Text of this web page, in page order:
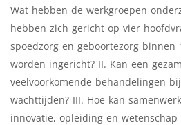
Wat hebben de werkgroepen
hebben zich gericht op vier
spoedzorg en geboortezorg binnen
worden ingericht? II. Kan een
veelvoorkomende behandelingen
wachttijden? III. Hoe kan
innovatie, opleiding en